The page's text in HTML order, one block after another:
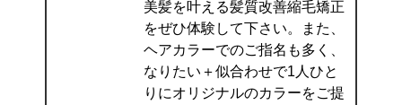
美髪を叶える髪質改善縮毛矯正
をぜひ体験して下さい。また、
ヘアカラーでのご指名も多く、
なりたい＋似合わせで1人ひと
りにオリジナルのカラーをご提